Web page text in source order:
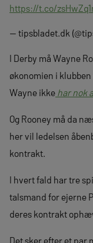
https://t.co/
— tipsbladet.dk
I Derby må Wayne
økonomien i
Wayne ikke har nok
Og Rooney må da
her vil ledelsen
kontrakt.
I hvert fald har tre
talsmand for ejerne
deres kontrakt
Det sker efter et par